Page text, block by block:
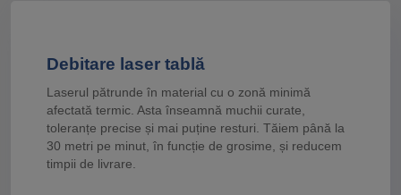
Debitare laser tablă
Laserul pătrunde în material cu o zonă minimă
afectată termic. Asta înseamnă muchii curate,
toleranțe precise și mai puține resturi. Tăiem până la
30 metri pe minut, în funcție de grosime, și reducem
timpii de livrare.